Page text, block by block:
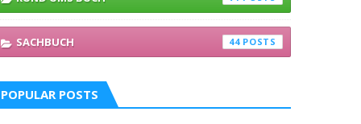
SACHBUCH 44
POPULAR POSTS